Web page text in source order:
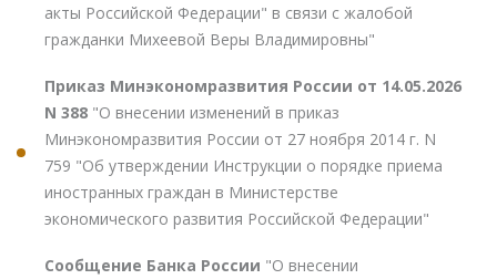
акты Российской Федерации" в связи с жалобой
гражданки Михеевой Веры Владимировны"
Приказ Минэкономразвития России от 14.05.2026
N 388 "О внесении изменений в приказ
Минэкономразвития России от 27 ноября 2014 г. N
759 "Об утверждении Инструкции о порядке приема
иностранных граждан в Министерстве
экономического развития Российской Федерации"
Сообщение Банка России "О внесении